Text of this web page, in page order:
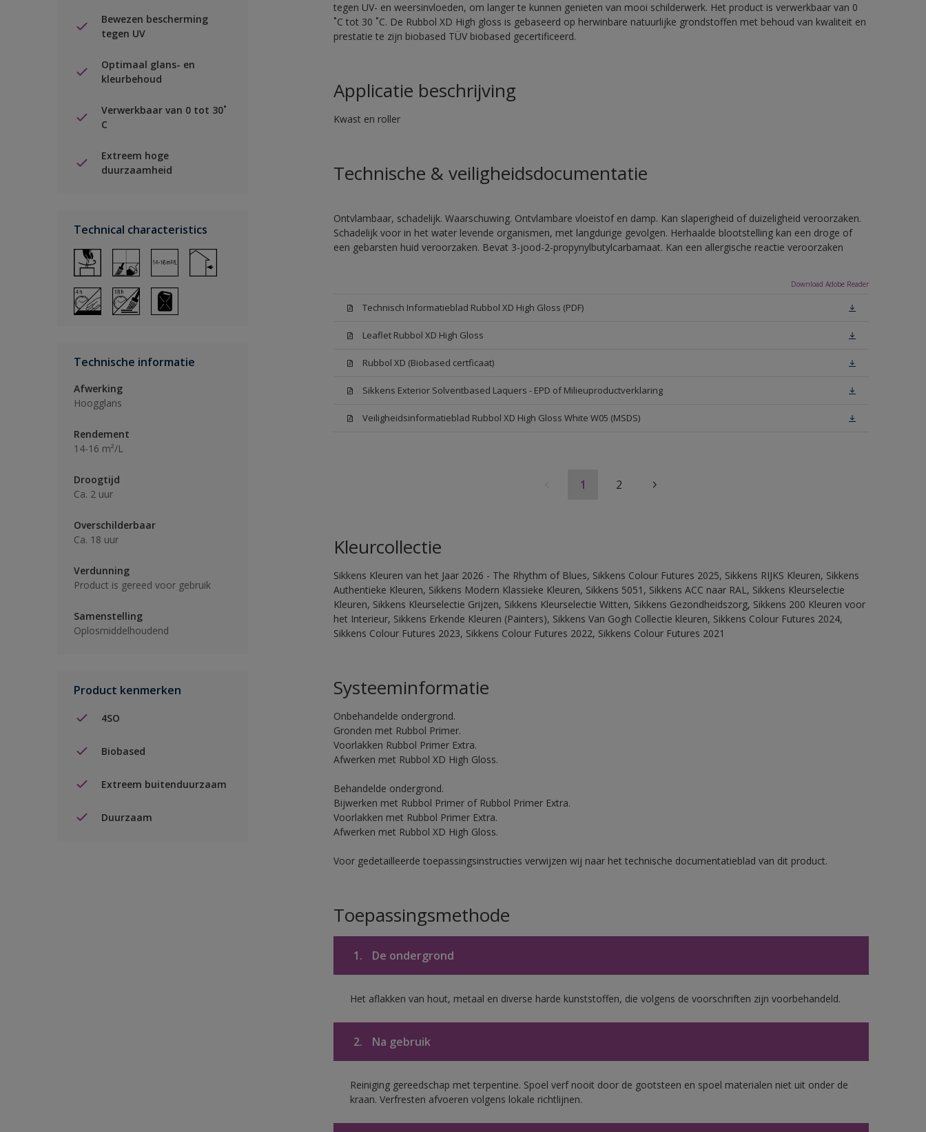
Bewezen bescherming
tegen UV
Optimaal glans- en
kleurbehoud
Verwerkbaar van 0 tot 30˚
C
Extreem hoge
duurzaamheid
Technical characteristics
Technische informatie
Afwerking
Hoogglans
Rendement
14-16 m²/L
Droogtijd
Ca. 2 uur
Overschilderbaar
Ca. 18 uur
Verdunning
Product is gereed voor gebruik
Samenstelling
Oplosmiddelhoudend
Product kenmerken
4SO
Biobased
Extreem buitenduurzaam
Duurzaam
tegen UV- en weersinvloeden, om langer te kunnen genieten van mooi schilderwerk. Het product is verwerkbaar van 0
˚C tot 30 ˚C. De Rubbol XD High gloss is gebaseerd op herwinbare natuurlijke grondstoffen met behoud van kwaliteit en
prestatie te zijn biobased TÜV biobased gecertificeerd.
Applicatie beschrijving
Kwast en roller
Technische & veiligheidsdocumentatie
Ontvlambaar, schadelijk. Waarschuwing. Ontvlambare vloeistof en damp. Kan slaperigheid of duizeligheid veroorzaken.
Schadelijk voor in het water levende organismen, met langdurige gevolgen. Herhaalde blootstelling kan een droge of
een gebarsten huid veroorzaken. Bevat 3-jood-2-propynylbutylcarbamaat. Kan een allergische reactie veroorzaken
Download Adobe Reader
Technisch Informatieblad Rubbol XD High Gloss (PDF)
Leaflet Rubbol XD High Gloss
Rubbol XD (Biobased certficaat)
Sikkens Exterior Solventbased Laquers - EPD of Milieuproductverklaring
Veiligheidsinformatieblad Rubbol XD High Gloss White W05 (MSDS)
1 2
Kleurcollectie
Sikkens Kleuren van het Jaar 2026 - The Rhythm of Blues, Sikkens Colour Futures 2025, Sikkens RIJKS Kleuren, Sikkens
Authentieke Kleuren, Sikkens Modern Klassieke Kleuren, Sikkens 5051, Sikkens ACC naar RAL, Sikkens Kleurselectie
Kleuren, Sikkens Kleurselectie Grijzen, Sikkens Kleurselectie Witten, Sikkens Gezondheidszorg, Sikkens 200 Kleuren voor
het Interieur, Sikkens Erkende Kleuren (Painters), Sikkens Van Gogh Collectie kleuren, Sikkens Colour Futures 2024,
Sikkens Colour Futures 2023, Sikkens Colour Futures 2022, Sikkens Colour Futures 2021
Systeeminformatie
Onbehandelde ondergrond.
Gronden met Rubbol Primer.
Voorlakken Rubbol Primer Extra.
Afwerken met Rubbol XD High Gloss.
Behandelde ondergrond.
Bijwerken met Rubbol Primer of Rubbol Primer Extra.
Voorlakken met Rubbol Primer Extra.
Afwerken met Rubbol XD High Gloss.
Voor gedetailleerde toepassingsinstructies verwijzen wij naar het technische documentatieblad van dit product.
Toepassingsmethode
1. De ondergrond
Het aflakken van hout, metaal en diverse harde kunststoffen, die volgens de voorschriften zijn voorbehandeld.
2. Na gebruik
Reiniging gereedschap met terpentine. Spoel verf nooit door de gootsteen en spoel materialen niet uit onder de
kraan. Verfresten afvoeren volgens lokale richtlijnen.